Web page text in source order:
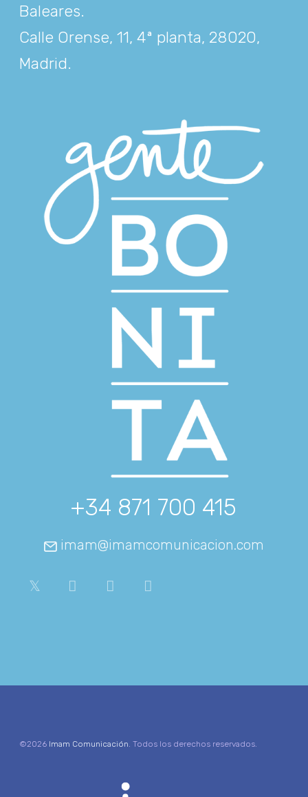
Baleares.
Calle Orense, 11, 4ª planta, 28020,
Madrid.
+34 871 700 415
imam@imamcomunicacion.com
©2026 Imam Comunicación. Todos los derechos reservados.